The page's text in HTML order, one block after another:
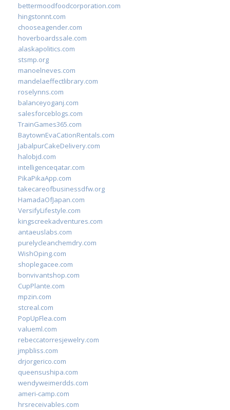
bettermoodfoodcorporation.com
hingstonnt.com
chooseagender.com
hoverboardssale.com
alaskapolitics.com
stsmp.org
manoelneves.com
mandelaeffectlibrary.com
roselynns.com
balanceyoganj.com
salesforceblogs.com
TrainGames365.com
BaytownEvaCationRentals.com
JabalpurCakeDelivery.com
halobjd.com
intelligenceqatar.com
PikaPikaApp.com
takecareofbusinessdfw.org
HamadaOfJapan.com
VersifyLifestyle.com
kingscreekadventures.com
antaeuslabs.com
purelycleanchemdry.com
WishOping.com
shoplegacee.com
bonvivantshop.com
CupPlante.com
mpzin.com
stcreal.com
PopUpFlea.com
valueml.com
rebeccatorresjewelry.com
jmpbliss.com
drjorgerico.com
queensushipa.com
wendyweimerdds.com
ameri-camp.com
hrsreceivables.com